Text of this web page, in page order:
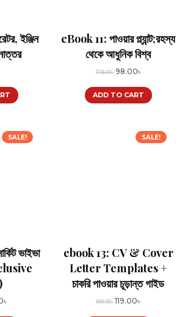
ইঞ্জিন
eBook 11: পাওয়ার প্ল্যান্ট;রহস্য
থেকে আধুনিক বিশ্ব
178.00৳ Original
was:
98.00৳Current
is:
ADD TO CART
SALE!
ভাইভা
৳Current
SALE!
ebook 13: CV & Cover
Letter Templates +
চাকরি পাওয়ার চূড়ান্ত গাইড
199.00৳ Original
119.00৳Current